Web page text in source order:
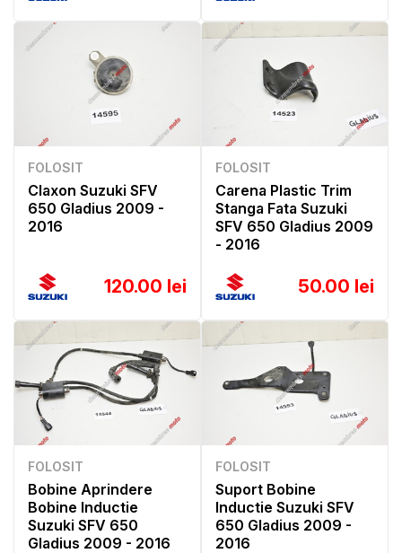
FOLOSIT
Claxon Suzuki SFV
650 Gladius 2009 -
2016
120.00 lei
FOLOSIT
Carena Plastic Trim
Stanga Fata Suzuki
SFV 650 Gladius 2009
- 2016
50.00 lei
FOLOSIT
Bobine Aprindere
Bobine Inductie
Suzuki SFV 650
Gladius 2009 - 2016
FOLOSIT
Suport Bobine
Inductie Suzuki SFV
650 Gladius 2009 -
2016